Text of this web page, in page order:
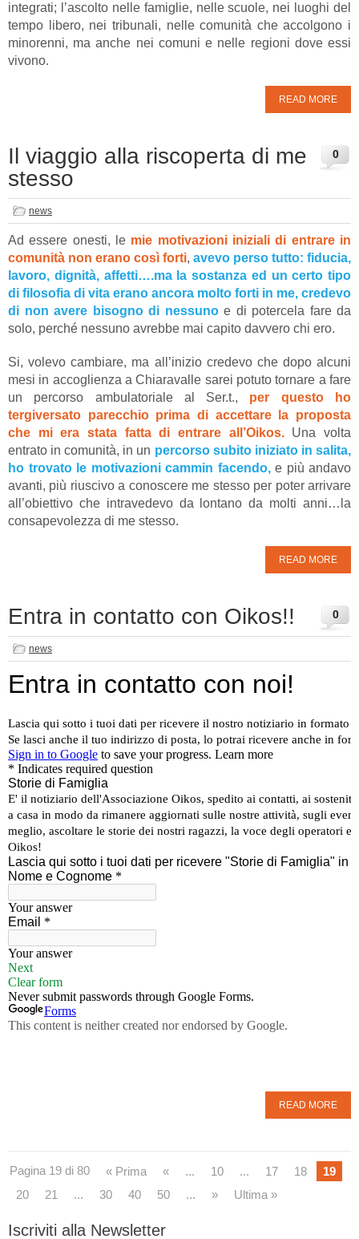
integrati; l’ascolto nelle famiglie, nelle scuole, nei luoghi del
tempo libero, nei tribunali, nelle comunità che accolgono i
minorenni, ma anche nei comuni e nelle regioni dove essi
vivono.
READ MORE
0
Il viaggio alla riscoperta di me
stesso
news
Ad essere onesti, le mie motivazioni iniziali di entrare in
comunità non erano così forti, avevo perso tutto: fiducia,
lavoro, dignità, affetti….ma la sostanza ed un certo tipo
di filosofia di vita erano ancora molto forti in me, credevo
di non avere bisogno di nessuno e di potercela fare da
solo, perché nessuno avrebbe mai capito davvero chi ero.
Si, volevo cambiare, ma all’inizio credevo che dopo alcuni
mesi in accoglienza a Chiaravalle sarei potuto tornare a fare
un percorso ambulatoriale al Ser.t., per questo ho
tergiversato parecchio prima di accettare la proposta
che mi era stata fatta di entrare all’Oikos.Una volta
entrato in comunità, in un percorso subito iniziato in salita,
ho trovato le motivazioni cammin facendo,e più andavo
avanti, più riuscivo a conoscere me stesso per poter arrivare
all’obiettivo che intravedevo da lontano da molti anni…la
consapevolezza di me stesso.
READ MORE
0
Entra in contatto con Oikos!!
news
READ MORE
Pagina 19 di 80 « Prima « ... 10 ... 17 18
19
20
21 ... 30 40 50 ... » Ultima »
Iscriviti alla Newsletter